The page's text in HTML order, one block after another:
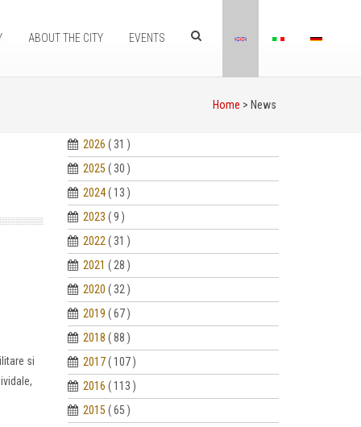
ABOUT THE CITY EVENTS
Home > News
si
2026 ( 31 )
2025 ( 30 )
2024 ( 13 )
2023 ( 9 )
2022 ( 31 )
2021 ( 28 )
2020 ( 32 )
2019 ( 67 )
2018 ( 88 )
2017 ( 107 )
2016 ( 113 )
2015 ( 65 )